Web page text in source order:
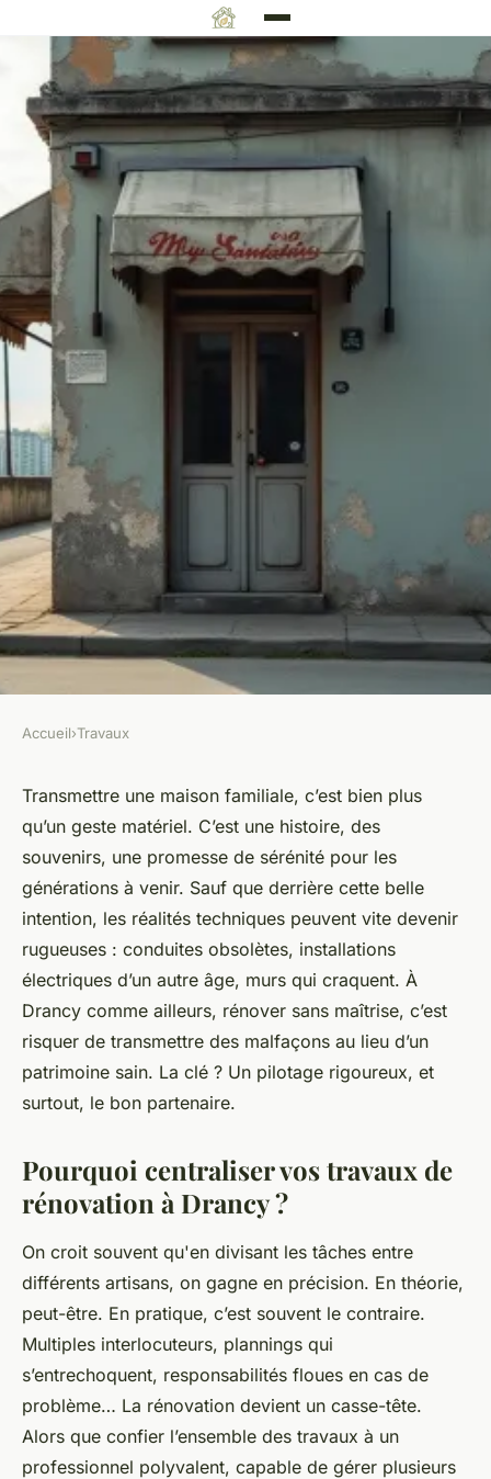
Vous avez des travaux à
Drancy ? Trouvez un artisan
multiservices
Auberte•05/05/2026 16:12•9 min de lecture
Accueil›Travaux
Transmettre une maison familiale, c’est bien plus
qu’un geste matériel. C’est une histoire, des
souvenirs, une promesse de sérénité pour les
générations à venir. Sauf que derrière cette belle
intention, les réalités techniques peuvent vite devenir
rugueuses : conduites obsolètes, installations
électriques d’un autre âge, murs qui craquent. À
Drancy comme ailleurs, rénover sans maîtrise, c’est
risquer de transmettre des malfaçons au lieu d’un
patrimoine sain. La clé ? Un pilotage rigoureux, et
surtout, le bon partenaire.
Pourquoi centraliser vos travaux de
rénovation à Drancy ?
On croit souvent qu'en divisant les tâches entre
différents artisans, on gagne en précision. En théorie,
peut-être. En pratique, c’est souvent le contraire.
Multiples interlocuteurs, plannings qui
s’entrechoquent, responsabilités floues en cas de
problème… La rénovation devient un casse-tête.
Alors que confier l’ensemble des travaux à un
professionnel polyvalent, capable de gérer plusieurs